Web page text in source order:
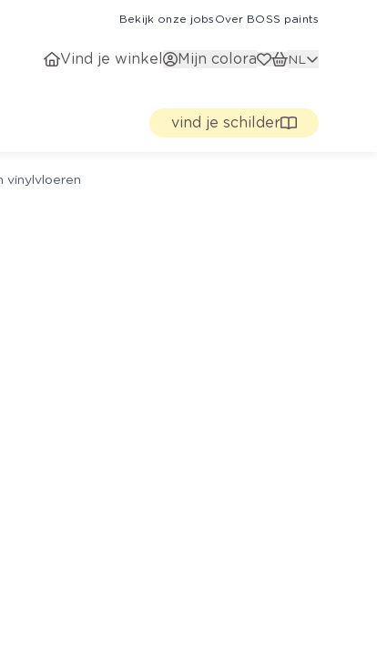
Bekijk onze jobs Over BOSS paints
Vind je winkel Mijn colora NL
vind je schilder
vinylvloeren